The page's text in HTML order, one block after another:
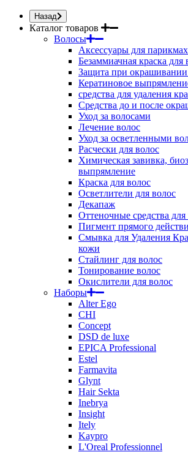
Назад
Каталог товаров
Волосы
Аксессуары для
Безаммиачная краска для
Защита при
Кератиновое
средства для удаления
Средства до и после
Уход за волосами
Лечение волос
Уход за осветленными
Расчески для волос
Химическая завивка,
выпрямление
Краска для волос
Осветлители для волос
Декапаж
Оттеночные средства для
Пигмент прямого
Смывка для Удаления
кожи
Стайлинг для волос
Тонирование волос
Окислители для волос
Наборы
Alter Ego
CHI
Concept
DSD de luxe
EPICA Professional
Estel
Farmavita
Glynt
Hair Sekta
Inebrya
Insight
Itely
Kaypro
L'Oreal Professionnel